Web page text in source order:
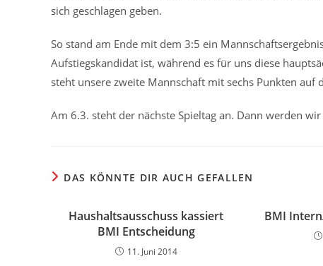
sich geschlagen geben.
So stand am Ende mit dem 3:5 ein
Aufstiegskandidat ist, während es für uns diese
steht unsere zweite Mannschaft mit sechs Punkten auf
Am 6.3. steht der nächste Spieltag an. Dann werden
DAS KÖNNTE DIR AUCH GEFALLEN
Haushaltsausschuss kassiert
BMI Entscheidung
11. Juni 2014
BMI